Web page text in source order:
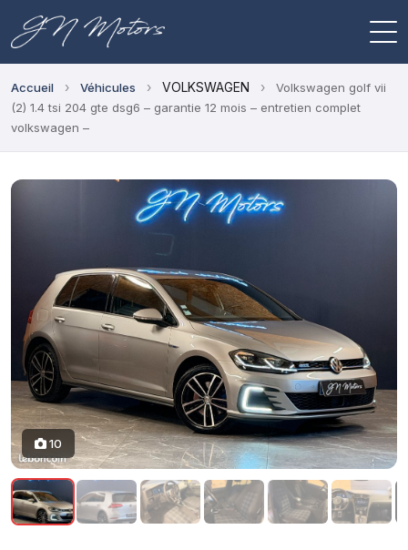
Accueil › Véhicules › VOLKSWAGEN ›
Volkswagen golf vii
(2) 1.4 tsi 204 gte dsg6 – garantie 12 mois – entretien complet
volkswagen –
10